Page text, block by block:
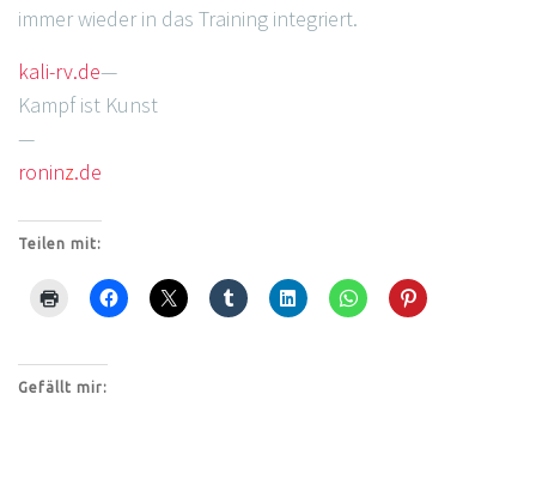
immer wieder in das Training integriert.
kali-rv.de—
Kampf ist Kunst
—
roninz.de
Teilen mit:
Gefällt mir: